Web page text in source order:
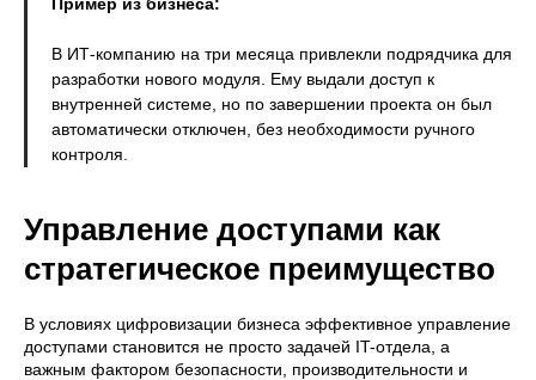
В ИТ-компанию на три месяца привлекли подрядчика для
разработки нового модуля. Ему выдали доступ к
внутренней системе, но по завершении проекта он был
автоматически отключен, без необходимости ручного
контроля.
Управление доступами как
стратегическое преимущество
В условиях цифровизации бизнеса эффективное управление
доступами становится не просто задачей IT-отдела, а
важным фактором безопасности, производительности и